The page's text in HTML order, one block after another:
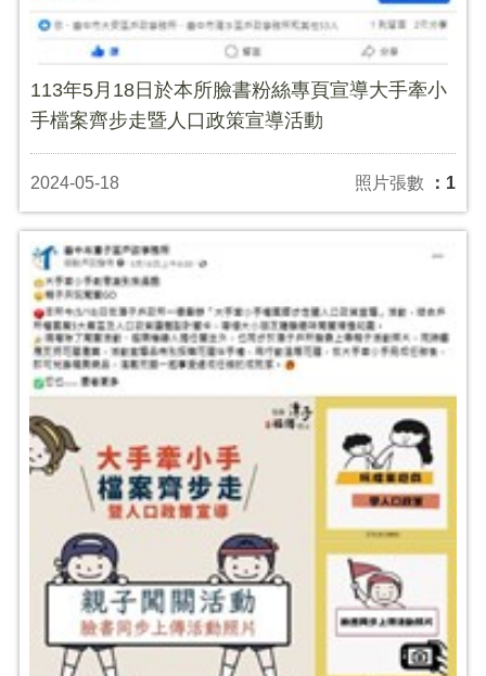
113年5月18日於本所臉書粉絲專頁宣導大手牽小
手檔案齊步走暨人口政策宣導活動
2024-05-18 照片張數 ：1